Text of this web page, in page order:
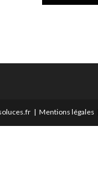
Mentions légales